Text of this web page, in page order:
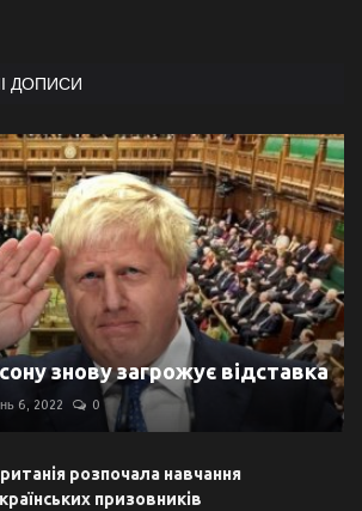
ДОПИСИ
знову загрожує відставка
6, 2022 0
розпочала навчання
призовників